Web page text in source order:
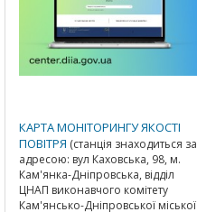
КАРТА МОНІТОРИНГУ ЯКОСТІ
ПОВІТРЯ (станція знаходиться за
адресою: вул Каховська, 98, м.
Кам'янка-Дніпровська, відділ
ЦНАП виконавчого комітету
Кам'янсько-Дніпровської міської